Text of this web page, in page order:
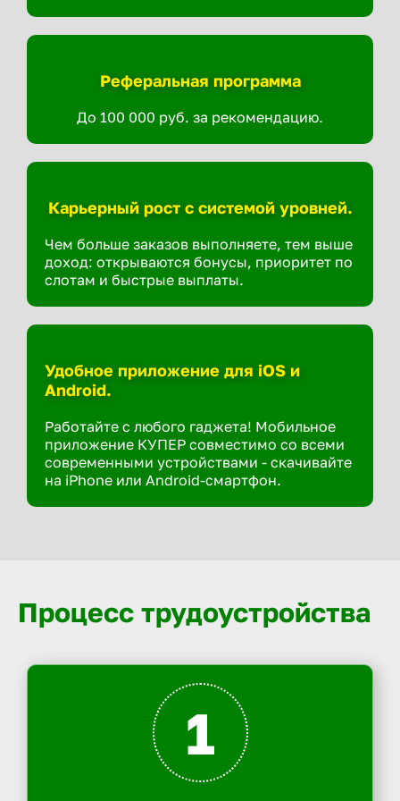
Реферальная программа
До 100 000 руб. за рекомендацию.
Карьерный рост с системой уровней.
Чем больше заказов выполняете, тем выше
доход: открываются бонусы, приоритет по
слотам и быстрые выплаты.
Удобное приложение для iOS и
Android.
Работайте с любого гаджета! Мобильное
приложение КУПЕР совместимо со всеми
современными устройствами - скачивайте
на iPhone или Android-смартфон.
Процесс трудоустройства
1